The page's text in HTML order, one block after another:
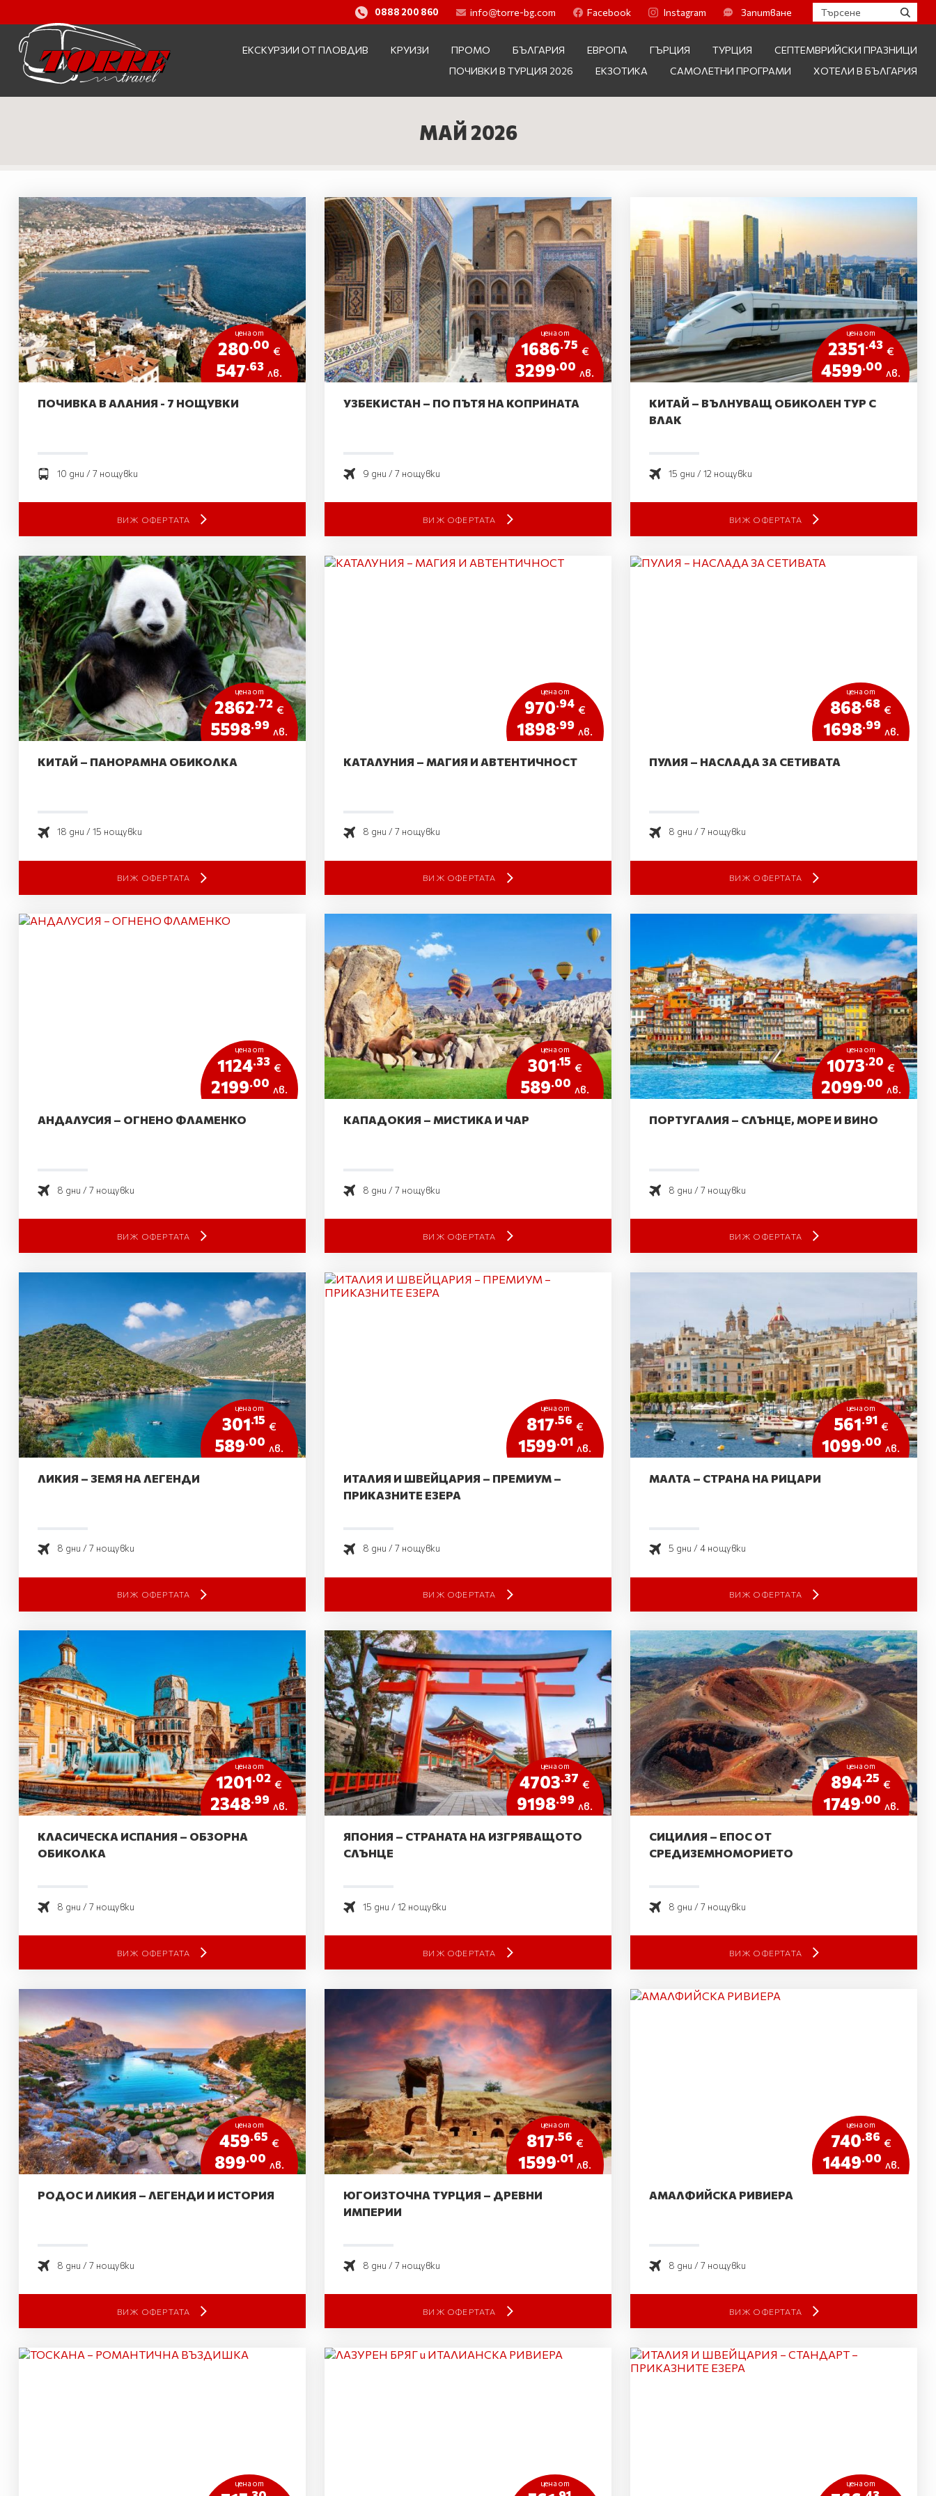
0888 200 860 info@torre-bg.com Facebook Instagram Запитване
ЕКСКУРЗИИ ОТ ПЛОВДИВ КРУИЗИ ПРОМО БЪЛГАРИЯ ЕВРОПА ГЪРЦИЯ ТУРЦИЯ
СЕПТЕМВРИЙСКИ ПРАЗНИЦИ
ПОЧИВКИ В ТУРЦИЯ 2026
ЕКЗОТИКА САМОЛЕТНИ ПРОГРАМИ ХОТЕЛИ В БЪЛГАРИЯ
МАЙ 2026
цена от
280.00 €
547.63 лв.
ПОЧИВКА В АЛАНИЯ - 7 НОЩУВКИ
10 дни / 7 нощувки
ВИЖ ОФЕРТАТА
цена от
1686.75 €
3299.00 лв.
УЗБЕКИСТАН – ПО ПЪТЯ НА КОПРИНАТА
9 дни / 7 нощувки
ВИЖ ОФЕРТАТА
цена от
2351.43 €
4599.00 лв.
КИТАЙ – ВЪЛНУВАЩ ОБИКОЛЕН ТУР С
ВЛАК
15 дни / 12 нощувки
ВИЖ ОФЕРТАТА
цена от
2862.72 €
5598.99 лв.
КИТАЙ – ПАНОРАМНА ОБИКОЛКА
18 дни / 15 нощувки
ВИЖ ОФЕРТАТА
цена от
970.94 €
1898.99 лв.
КАТАЛУНИЯ – МАГИЯ И АВТЕНТИЧНОСТ
8 дни / 7 нощувки
ВИЖ ОФЕРТАТА
цена от
868.68 €
1698.99 лв.
ПУЛИЯ – НАСЛАДА ЗА СЕТИВАТА
8 дни / 7 нощувки
ВИЖ ОФЕРТАТА
цена от
1124.33 €
2199.00 лв.
АНДАЛУСИЯ – ОГНЕНО ФЛАМЕНКО
8 дни / 7 нощувки
ВИЖ ОФЕРТАТА
цена от
301.15 €
589.00 лв.
КАПАДОКИЯ – МИСТИКА И ЧАР
8 дни / 7 нощувки
ВИЖ ОФЕРТАТА
цена от
1073.20 €
2099.00 лв.
ПОРТУГАЛИЯ – СЛЪНЦЕ, МОРЕ И ВИНО
8 дни / 7 нощувки
ВИЖ ОФЕРТАТА
цена от
301.15 €
589.00 лв.
ЛИКИЯ – ЗЕМЯ НА ЛЕГЕНДИ
8 дни / 7 нощувки
ВИЖ ОФЕРТАТА
цена от
817.56 €
1599.01 лв.
ИТАЛИЯ И ШВЕЙЦАРИЯ – ПРЕМИУМ –
ПРИКАЗНИТЕ ЕЗЕРА
8 дни / 7 нощувки
ВИЖ ОФЕРТАТА
цена от
561.91 €
1099.00 лв.
МАЛТА – СТРАНА НА РИЦАРИ
5 дни / 4 нощувки
ВИЖ ОФЕРТАТА
цена от
1201.02 €
2348.99 лв.
КЛАСИЧЕСКА ИСПАНИЯ – ОБЗОРНА
ОБИКОЛКА
8 дни / 7 нощувки
ВИЖ ОФЕРТАТА
цена от
4703.37 €
9198.99 лв.
ЯПОНИЯ – СТРАНАТА НА ИЗГРЯВАЩОТО
СЛЪНЦЕ
15 дни / 12 нощувки
ВИЖ ОФЕРТАТА
цена от
894.25 €
1749.00 лв.
СИЦИЛИЯ – ЕПОС ОТ
СРЕДИЗЕМНОМОРИЕТО
8 дни / 7 нощувки
ВИЖ ОФЕРТАТА
цена от
459.65 €
899.00 лв.
РОДОС И ЛИКИЯ – ЛЕГЕНДИ И ИСТОРИЯ
8 дни / 7 нощувки
ВИЖ ОФЕРТАТА
цена от
817.56 €
1599.01 лв.
ЮГОИЗТОЧНА ТУРЦИЯ – ДРЕВНИ
ИМПЕРИИ
8 дни / 7 нощувки
ВИЖ ОФЕРТАТА
цена от
740.86 €
1449.00 лв.
АМАЛФИЙСКА РИВИЕРА
8 дни / 7 нощувки
ВИЖ ОФЕРТАТА
цена от цена от цена от